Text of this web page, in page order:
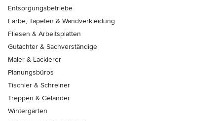
Entsorgungsbetriebe
Farbe, Tapeten & Wandverkleidung
Fliesen & Arbeitsplatten
Gutachter & Sachverständige
Maler & Lackierer
Planungsbüros
Tischler & Schreiner
Treppen & Geländer
Wintergärten